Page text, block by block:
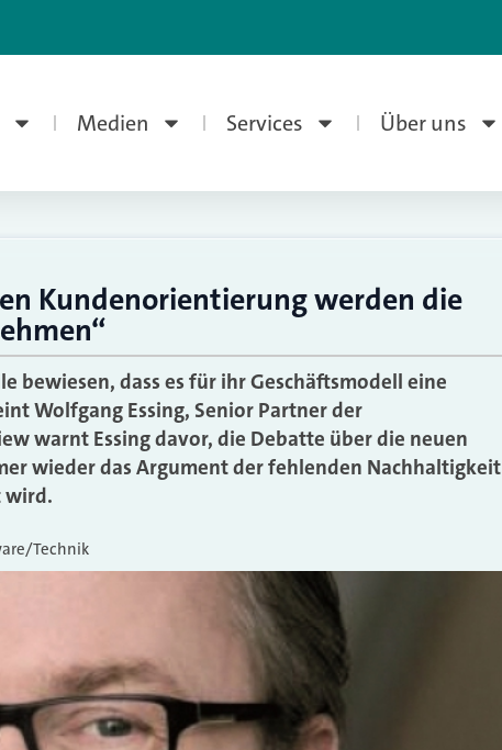
Medien Services Über uns
Kundenorientierung werden die
bewiesen, dass es für ihr Geschäftsmodell eine
Wolfgang Essing, Senior Partner der
warnt Essing davor, die Debatte über die neuen
wieder das Argument der fehlenden Nachhaltigkeit
wird.
Technik